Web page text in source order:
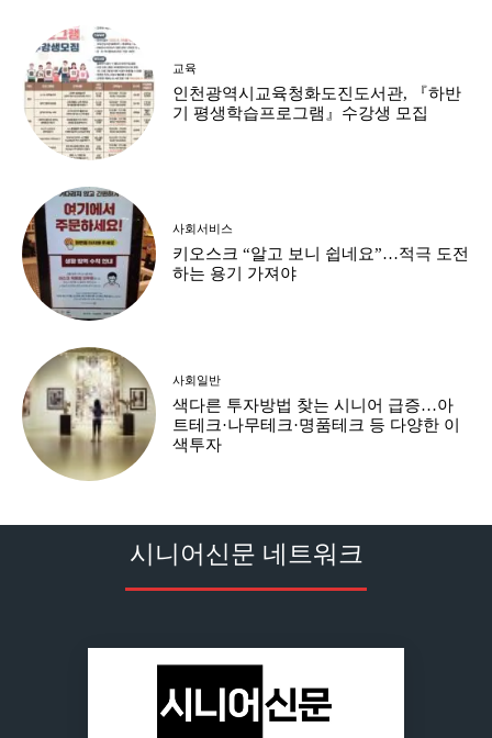
교육
인천광역시교육청화도진도서관, 『하반
기 평생학습프로그램』수강생 모집
사회서비스
키오스크 “알고 보니 쉽네요”…적극 도전
하는 용기 가져야
사회일반
색다른 투자방법 찾는 시니어 급증…아
트테크·나무테크·명품테크 등 다양한 이
색투자
시니어신문 네트워크